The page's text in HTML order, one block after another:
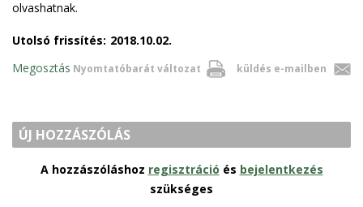
olvashatnak.
Utolsó frissítés: 2018.10.02.
Nyomtatóbarát változat küldés e-mailben
Megosztás
ÚJ HOZZÁSZÓLÁS
A hozzászóláshoz regisztráció és bejelentkezés
szükséges